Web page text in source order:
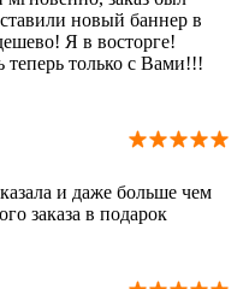
новый баннер в
Я в восторге!
теперь только с Вами!!!
и даже больше чем
заказа в подарок